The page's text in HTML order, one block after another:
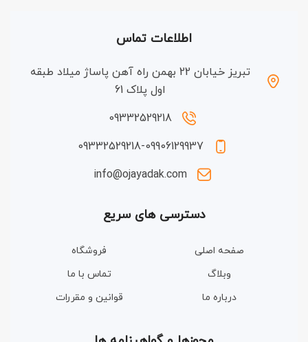
اطلاعات تماس
تبریز خیابان 22 بهمن راه آهن پاساژ میلاد طبقه
اول پلاک 61
09332529218
09332529218-09906129937
info@ojayadak.com
دسترسی های سریع
صفحه اصلی
فروشگاه
وبلاگ
تماس با ما
درباره ما
قوانین و مقررات